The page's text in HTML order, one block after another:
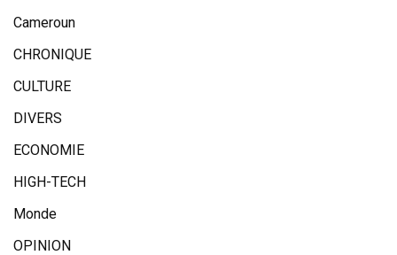
Cameroun
CHRONIQUE
CULTURE
DIVERS
ECONOMIE
HIGH-TECH
Monde
OPINION